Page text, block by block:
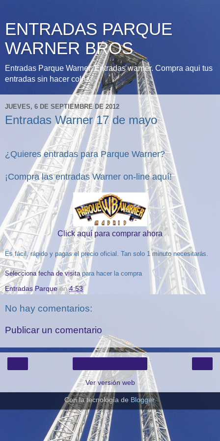
ENTRADAS PARQUE
WARNER BROS
Entradas Parque Warner, Entradas warner. Compra aqui tus
entradas sin hacer colas
JUEVES, 6 DE SEPTIEMBRE DE 2012
Entradas Warner 17 de mayo
¿Quieres entradas para Parque Warner?
¡Compra las entradas Warner on-lineaquí!
Click aquí para comprar ahora
Es fácil, rápido y pagas el precio oficial. Tan solo 1 minuto necesitarás.
Selecciona fecha de visitapara hacer la compra
Entradas Parque en4:53
No hay comentarios:
Publicar un comentario
Ver versión web
Con la tecnología de Blogger.